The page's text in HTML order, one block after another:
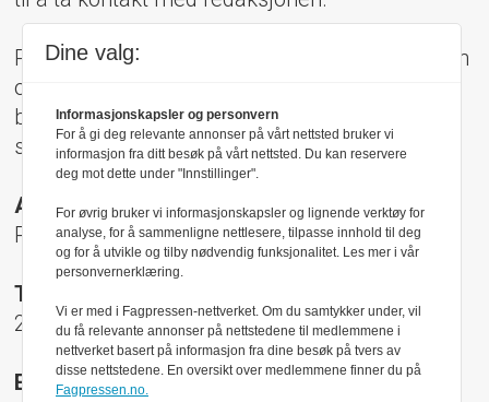
Pressens Faglige Utvalg (PFU) er et klageorgan
oppnevnt av Norsk Presseforbund som
behandler klager mot mediene i presseetiske
spørsmål.
Adresse:
Rådhusgt 17, 0158 Oslo
Telefon:
22 40 50 40
E-post:
Dine valg:
Informasjonskapsler og personvern
For å gi deg relevante annonser på vårt nettsted bruker vi
informasjon fra ditt besøk på vårt nettsted. Du kan reservere
deg mot dette under "Innstillinger".
For øvrig bruker vi informasjonskapsler og lignende verktøy for
analyse, for å sammenligne nettlesere, tilpasse innhold til deg
og for å utvikle og tilby nødvendig funksjonalitet. Les mer i vår
personvernerklæring.
Vi er med i Fagpressen-nettverket. Om du samtykker under, vil
du få relevante annonser på nettstedene til medlemmene i
nettverket basert på informasjon fra dine besøk på tvers av
disse nettstedene. En oversikt over medlemmene finner du på
Fagpressen.no.